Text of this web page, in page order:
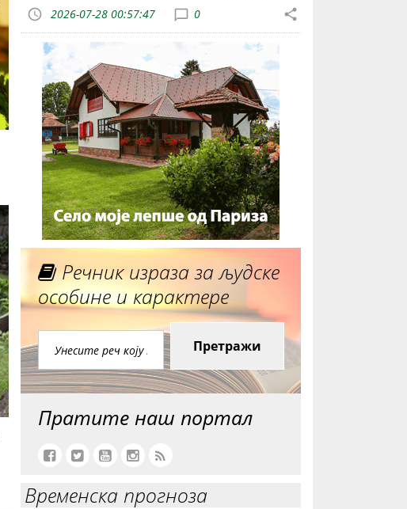
2026-07-28 00:57:47 0
Речник израза за људске
особине и карактере
Претражи
Пратите наш портал
Временска прогноза